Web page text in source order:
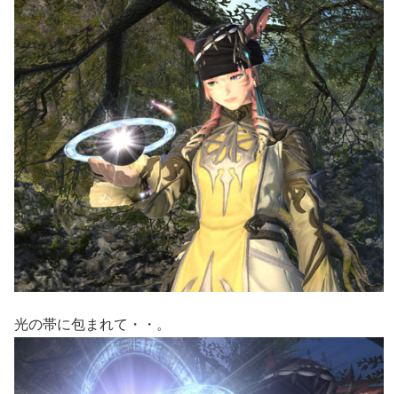
光の帯に包まれて・・。